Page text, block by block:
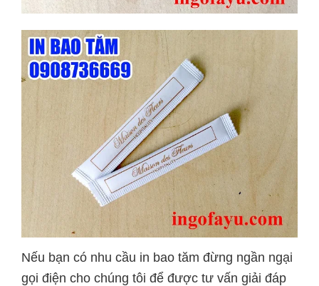
Nếu bạn có nhu cầu in bao tăm đừng ngần ngại
gọi điện cho chúng tôi để được tư vấn giải đáp